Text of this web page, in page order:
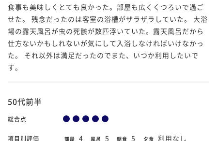
食事も美味しくとても良かった。部屋も広くくつろいで過ご
せた。 残念だったのは客室の浴槽がザラザラしていた。 大浴
場の露天風呂が虫の死骸が数匹浮いていた。露天風呂だから
仕方ないかもしれないが気にして入浴しなければいけなかっ
た。 それ以外は満足だったのでまた、いつか利用したいで
す。
50代前半
総合点
項目別評価 部屋 4 風呂 5 朝食 5 夕食 利用なし